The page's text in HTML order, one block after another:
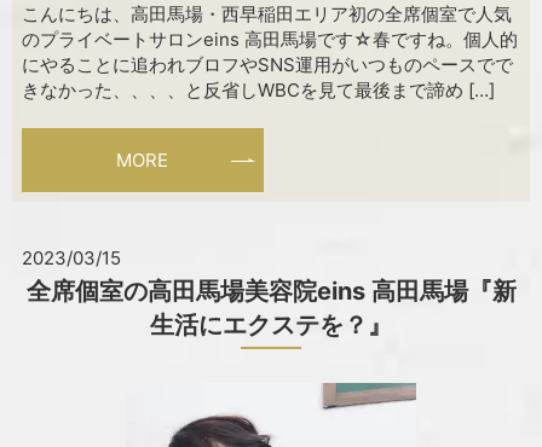
こんにちは、高田馬場・西早稲田エリア初の全席個室で人気
のプライベートサロンeins 高田馬場です☆春ですね。個人的
にやることに追われブロフやSNS運用がいつものペースでで
きなかった、、、、と反省しWBCを見て最後まで諦め […]
MORE
2023/03/15
全席個室の高田馬場美容院eins 高田馬場『新
生活にエクステを？』